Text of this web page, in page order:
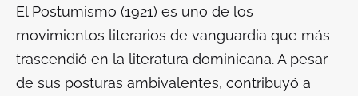
El Postumismo (1921) es uno de los
movimientos literarios de vanguardia que más
trascendió en la literatura dominicana. A pesar
de sus posturas ambivalentes, contribuyó a